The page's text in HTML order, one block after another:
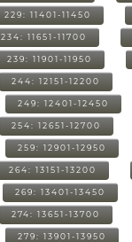
229: 11401-11450
234: 11651-11700
239: 11901-11950
244: 12151-12200
249: 12401-12450
254: 12651-12700
259: 12901-12950
264: 13151-13200
269: 13401-13450
274: 13651-13700
279: 13901-13950